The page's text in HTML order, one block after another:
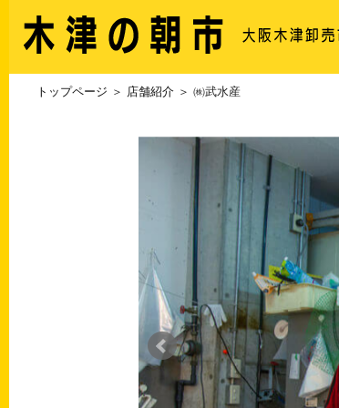
トップページ ＞ 店舗紹介 ＞ ㈱武水産